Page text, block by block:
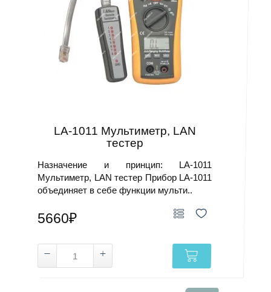
LA-1011 Мультиметр, LAN
тестер
Назначение и принцип: LA-1011
Мультиметр, LAN тестер Прибор LA-1011
объединяет в себе функции мульти..
5660₽